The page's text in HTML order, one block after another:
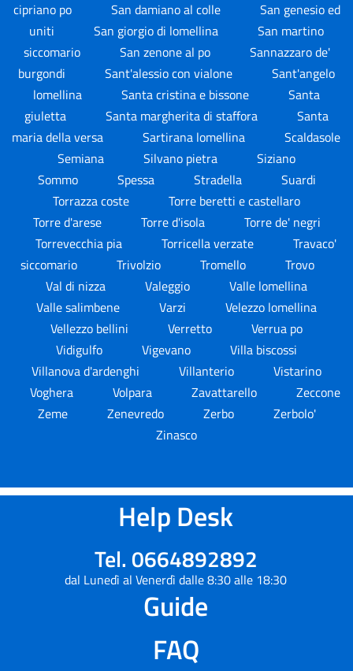
cipriano po
San damiano al colle
San genesio ed
uniti
San giorgio di lomellina
San martino
siccomario
San zenone al po
Sannazzaro de'
burgondi
Sant'alessio con vialone
Sant'angelo
lomellina
Santa cristina e bissone
Santa
giuletta
Santa margherita di staffora
Santa
maria della versa
Sartirana lomellina
Scaldasole
Semiana
Silvano pietra
Siziano
Sommo
Spessa Stradella
Suardi
Torrazza coste
Torre beretti e castellaro
Torre d'arese
Torre d'isola
Torre de' negri
Torrevecchia pia
Torricella verzate
Travaco'
siccomario
Trivolzio Tromello
Trovo
Val di nizza
Valeggio
Valle lomellina
Valle salimbene
Varzi
Velezzo lomellina
Vellezzo bellini
Verretto
Verrua po
Vidigulfo
Vigevano
Villa biscossi
Villanova d'ardenghi
Villanterio
Vistarino
Voghera
Volpara Zavattarello
Zeccone
Zeme
Zenevredo Zerbo
Zerbolo'
Zinasco
Help Desk
Tel. 0664892892
dal Lunedì al Venerdì dalle 8:30 alle 18:30
Guide
FAQ